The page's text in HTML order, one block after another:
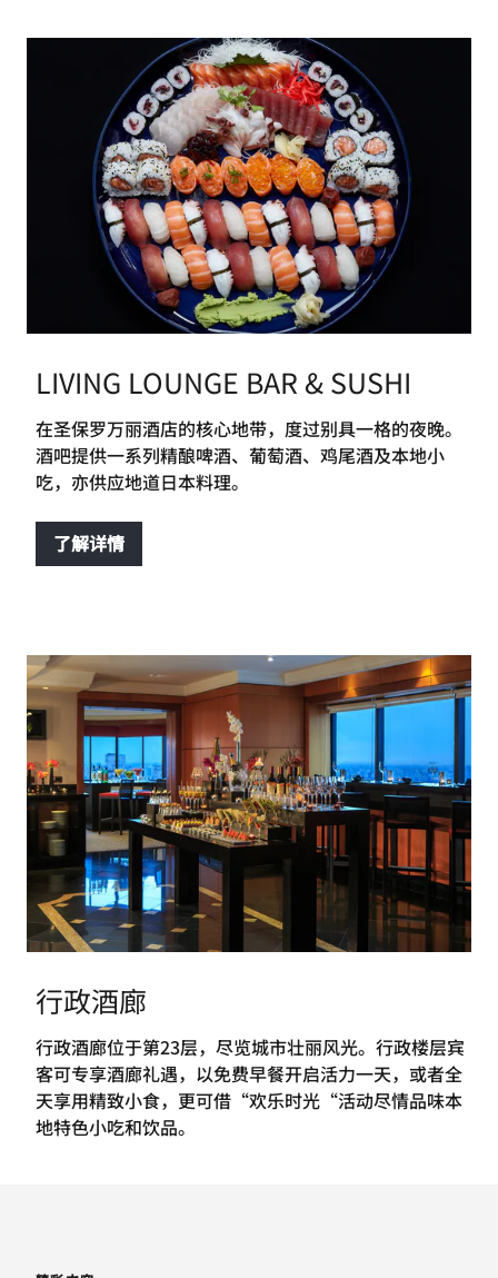
LIVING LOUNGE BAR & SUSHI
在圣保罗万丽酒店的核心地带，度过别具一格的夜晚。
酒吧提供一系列精酿啤酒、葡萄酒、鸡尾酒及本地小
吃，亦供应地道日本料理。
了解详情
行政酒廊
行政酒廊位于第23层，尽览城市壮丽风光。行政楼层宾
客可专享酒廊礼遇，以免费早餐开启活力一天，或者全
天享用精致小食，更可借“欢乐时光“活动尽情品味本
地特色小吃和饮品。